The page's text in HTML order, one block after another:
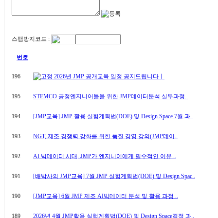
스팸방지코드 :
번호
196 2026년 JMP 공개교육 일정 공지드립니다ㅣ
195 STEMCO 공정엔지니어들을 위한 JMP데이터분석 실무과정..
194 [JMP교육] JMP 활용 실험계획법(DOE) 및 Design Space 7월 과..
193 NGT, 제조 경쟁력 강화를 위한 품질 경영 강의(JMP데이..
192 AI 빅데이터 시대, JMP가 엔지니어에게 필수적인 이유 ..
191 [배박사의 JMP교육] 7월 JMP 실험계획법(DOE) 및 Design Spac..
190 [JMP교육] 6월 JMP 제조 AI빅데이터 분석 및 활용 과정 ..
189 2026년 4월 JMP활용 실험계획법(DOE) 및 Design Space결정 과..